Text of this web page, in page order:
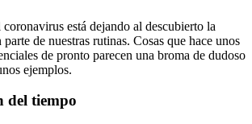
está dejando al descubierto la
de nuestras rutinas. Cosas que hace unos
de pronto parecen una broma de dudoso
ejemplos.
del tiempo